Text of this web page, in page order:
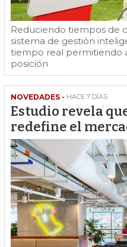
Reduciendo tiempos de
sistema de gestión
tiempo real permitiendo
posición
NOVEDADES - HACE 7 DÍAS
Estudio revela
redefine el